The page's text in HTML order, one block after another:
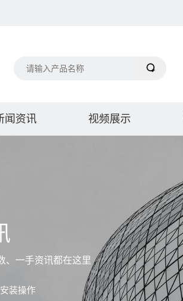
闻资讯 视频展示
、一手资讯都在这里
安装操作